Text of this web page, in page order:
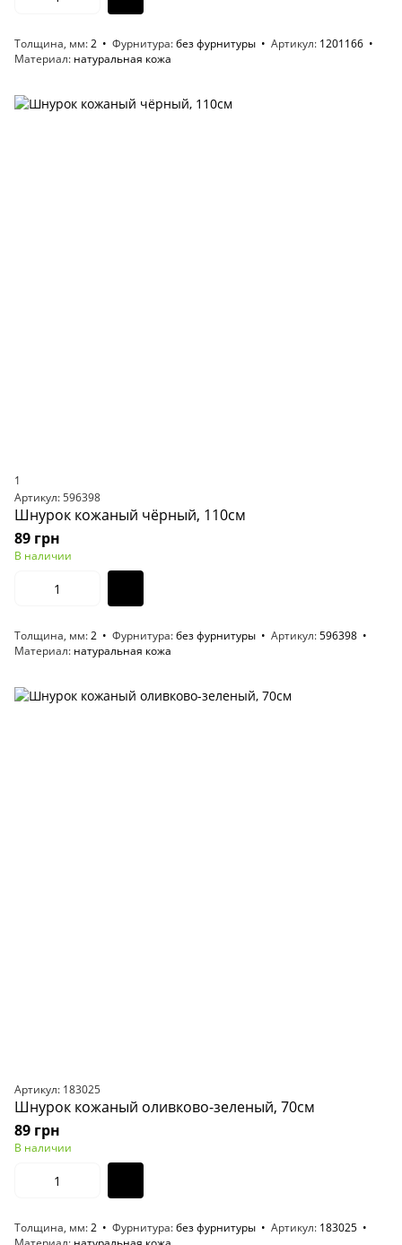
Толщина, мм 2 Фурнитура без фурнитуры Артикул 1201166
Материал натуральная кожа
1
Артикул: 596398
Шнурок кожаный чёрный, 110см
89 грн
В наличии
Толщина, мм 2 Фурнитура без фурнитуры Артикул 596398
Материал натуральная кожа
Артикул: 183025
Шнурок кожаный оливково-зеленый, 70см
89 грн
В наличии
Толщина, мм 2 Фурнитура без фурнитуры Артикул 183025